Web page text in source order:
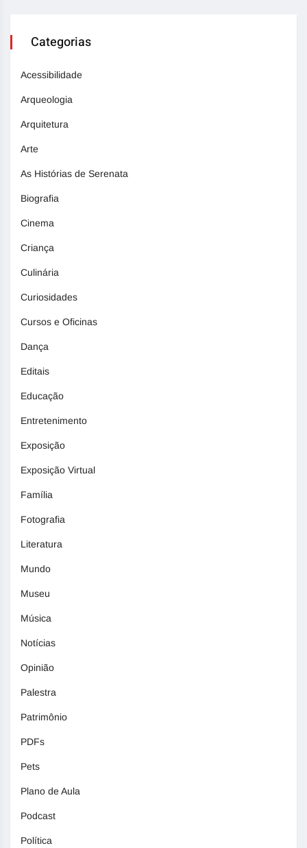
Categorias
Acessibilidade
Arqueologia
Arquitetura
Arte
As Histórias de Serenata
Biografia
Cinema
Criança
Culinária
Curiosidades
Cursos e Oficinas
Dança
Editais
Educação
Entretenimento
Exposição
Exposição Virtual
Família
Fotografia
Literatura
Mundo
Museu
Música
Notícias
Opinião
Palestra
Patrimônio
PDFs
Pets
Plano de Aula
Podcast
Política